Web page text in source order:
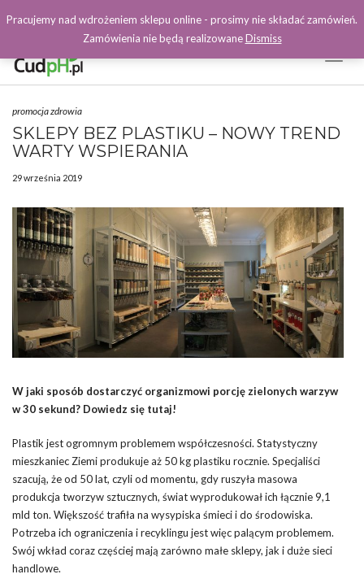
Facebook
promocja zdrowia
SKLEPY BEZ PLASTIKU – NOWY TREND
WARTY WSPIERANIA
29 września 2019
W jaki sposób dostarczyć organizmowi porcję zielonych warzyw
w 30 sekund? Dowiedz się tutaj!
Plastik jest ogromnym problemem współczesności. Statystyczny
mieszkaniec Ziemi produkuje aż 50 kg plastiku rocznie. Specjaliści
szacują, że od 50 lat, czyli od momentu, gdy ruszyła masowa
produkcja tworzyw sztucznych, świat wyprodukował ich łącznie 9,1
mld ton. Większość trafiła na wysypiska śmieci i do środowiska.
Potrzeba ich ograniczenia i recyklingu jest więc palącym problemem.
Swój wkład coraz częściej mają zarówno małe sklepy, jak i duże sieci
handlowe.
Pracujemy nad wdrożeniem sklepu online - prosimy nie składać zamówień.
Zamówienia nie będą realizowaneDismiss